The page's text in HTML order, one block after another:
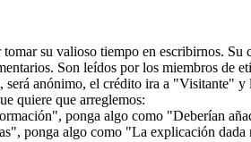
su valioso tiempo en escribirnos. Su
Son leídos por los miembros de
será anónimo, el crédito ira a "Visitante"
quiere que arreglemos:
ponga algo como "Deberían
ponga algo como "La explicación